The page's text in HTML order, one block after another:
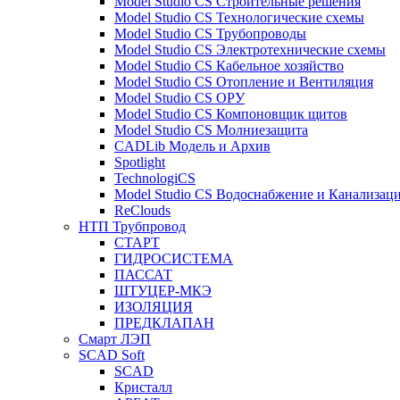
Model Studio CS Технологические схемы
Model Studio CS Трубопроводы
Model Studio CS Электротехнические схемы
Model Studio CS Кабельное хозяйство
Model Studio CS Отопление и Вентиляция
Model Studio CS ОРУ
Model Studio CS Компоновщик щитов
Model Studio CS Молниезащита
CADLib Модель и Архив
Spotlight
TechnologiCS
Model Studio CS Водоснабжение и
ReClouds
НТП Трубпровод
СТАРТ
ГИДРОСИСТЕМА
ПАССАТ
ШТУЦЕР-МКЭ
ИЗОЛЯЦИЯ
ПРЕДКЛАПАН
Смарт ЛЭП
SCAD Soft
SCAD
Кристалл